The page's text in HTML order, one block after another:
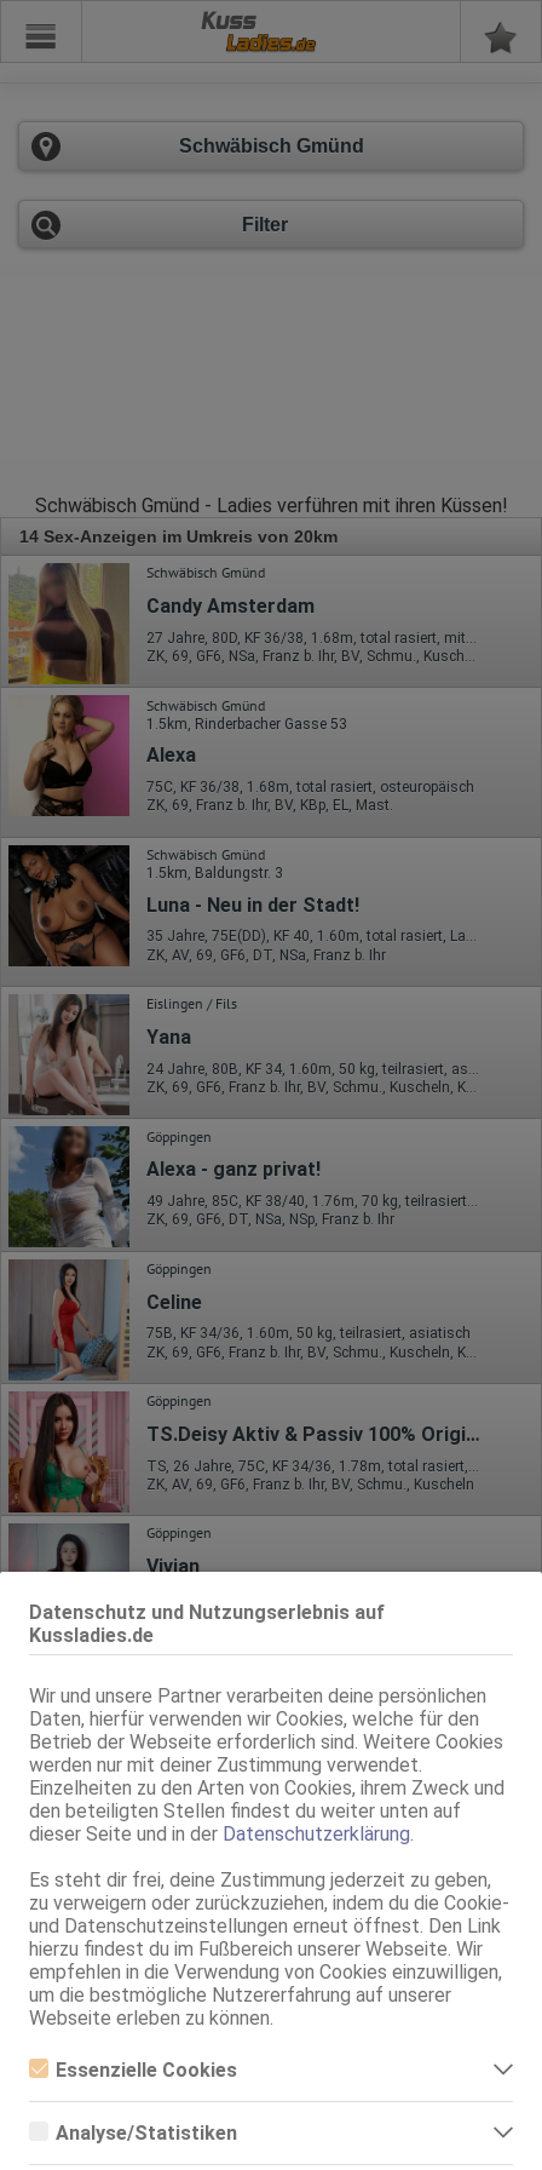
Datenschutz und Nutzungserlebnis auf
Kussladies.de
Wir und unsere Partner verarbeiten deine persönlichen
Daten, hierfür verwenden wir Cookies, welche für den
Betrieb der Webseite erforderlich sind. Weitere Cookies
werden nur mit deiner Zustimmung verwendet.
Einzelheiten zu den Arten von Cookies, ihrem Zweck und
den beteiligten Stellen findest du weiter unten auf
dieser Seite und in der Datenschutzerklärung
Es steht dir frei, deine Zustimmung jederzeit zu geben,
zu verweigern oder zurückzuziehen, indem du die Cookie-
und Datenschutzeinstellungen erneut öffnest. Den Link
hierzu findest du im Fußbereich unserer Webseite. Wir
empfehlen in die Verwendung von Cookies einzuwilligen,
um die bestmögliche Nutzererfahrung auf unserer
Webseite erleben zu können.
Essenzielle Cookies
Essenzielle Cookies sind alle notwendigen Cookies, die für den
ermöglicht werden. Die Webseite kann ohne diese Cookies nicht
Analyse/Statistiken
Analyse- bzw. Statistikcookies sind Cookies, die der Analyse der
Kuss
Schwäbisch Gmünd
Filter
Schwäbisch Gmünd - Ladies verführen mit ihren Küssen!
14 Sex-Anzeigen im Umkreis von 20km
Schwäbisch Gmünd
Candy Amsterdam
27 Jahre, 80D, KF 36/38, 1.68m, total rasiert, mitteleuropäisch
ZK, 69, GF6, NSa, Franz b. Ihr, BV, Schmu., Kuscheln
Schwäbisch Gmünd
1.5km, Rinderbacher Gasse 53
Alexa
75C, KF 36/38, 1.68m, total rasiert, osteuropäisch
ZK, 69, Franz b. Ihr, BV, KBp, EL, Mast.
Schwäbisch Gmünd
1.5km, Baldungstr. 3
Luna - Neu in der Stadt!
35 Jahre, 75E(DD), KF 40, 1.60m, total rasiert, Latina
ZK, AV, 69, GF6, DT, NSa, Franz b. Ihr
Eislingen / Fils
Yana
ZK, 69, GF6, Franz b. Ihr, BV, Schmu., Kuscheln, Körperküs.
Göppingen
Alexa - ganz privat!
49 Jahre, 85C, KF 38/40, 1.76m, 70 kg, teilrasiert, deutsch
ZK, 69, GF6, DT, NSa, NSp, Franz b. Ihr
Göppingen
Celine
75B, KF 34/36, 1.60m, 50 kg, teilrasiert, asiatisch
Göppingen
TS.Deisy Aktiv & Passiv 100% Original Bilder
ZK, AV, 69, GF6, Franz b. Ihr, BV, Schmu., Kuscheln
Göppingen
Vivian
Elisa
75B, KF 36, 1.60m, total rasiert, asiatisch
ZK, AV, 69, GF6, Franz b. Ihr, BV, Schmu., Kuscheln
Göppingen
14.3km, Schwabstr. 6/1
Coco aus China
26 Jahre, 75C, KF 32, 1.59m, 45 kg, total rasiert, asiatisch
ZK, 69, GF6, Franz b. Ihr, BV, Schmu., Kuscheln, Körperküs.
Göppingen
14.9km, Metzgerstr. 35
Leyla - ZK mit Topservice
Haus 35
ZK, 69, GF6, DT, NSa, Franz b. Ihr, BV